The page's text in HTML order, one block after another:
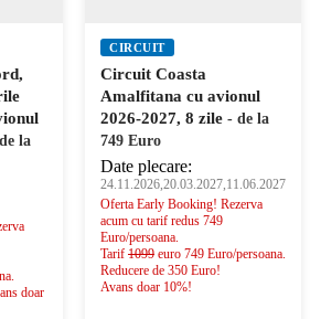
la
doar
CIRCUIT
Circuit Coasta
Amalfitana cu avionul
2026-2027, 8 zile - de la
749 Euro
Date plecare:
24.11.2026,20.03.2027,11.06.2027
Oferta Early Booking! Rezerva
acum cu tarif redus 749
Euro/persoana.
Tarif 1099 euro 749 Euro/persoana.
Reducere de 350 Euro!
Avans doar 10%!